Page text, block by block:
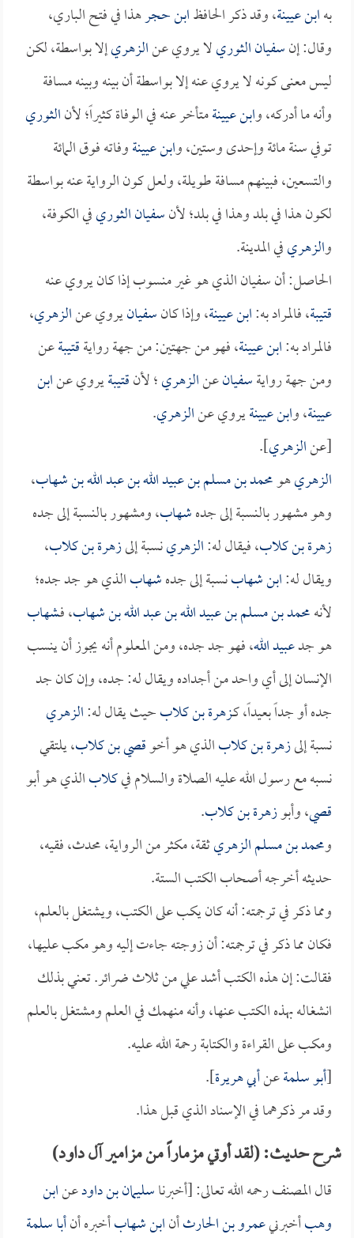
بهابن عيينة، وقد ذكر الحافظابن حجرهذا في فتح الباري،
وقال: إنسفيان الثوريلا يروي عنالزهريإلا بواسطة، لكن
ليس معنى كونه لا يروي عنه إلا بواسطة أن بينه وبينه مسافة
وأنه ما أدركه، وابن عيينةمتأخر عنه في الوفاة كثيراً؛ لأنالثوري
توفي سنة مائة وإحدى وستين، وابن عيينةوفاته فوق المائة
والتسعين، فبينهم مسافة طويلة، ولعل كون الرواية عنه بواسطة
لكون هذا في بلد وهذا في بلد؛ لأنسفيان الثوريفي الكوفة،
والزهريفي المدينة.
الحاصل: أن سفيان الذي هو غير منسوب إذا كان يروي عنه
قتيبة، فالمراد به:ابن عيينة، وإذا كانسفيانيروي عنالزهري،
فالمراد به:ابن عيينة، فهو من جهتين: من جهة روايةقتيبةعن
ومن جهة روايةسفيانعنالزهري؛ لأنقتيبةيروي عنابن
عيينة، وابن عيينةيروي عنالزهري.
[عنالزهري].
الزهريهومحمد بن مسلم بن عبيد الله بن عبد الله بن شهاب،
وهو مشهور بالنسبة إلى جدهشهاب، ومشهور بالنسبة إلى جده
زهرة بن كلاب، فيقال له:الزهرينسبة إلىزهرة بن كلاب،
ويقال له:ابن شهابنسبة إلى جدهشهابالذي هو جد جده؛
لأنهمحمد بن مسلم بن عبيد الله بن عبد الله بن شهاب، فـشهاب
هو جدعبيد الله، فهو جد جده، ومن المعلوم أنه يجوز أن ينسب
الإنسان إلى أي واحد من أجداده ويقال له: جده، وإن كان جد
جده أو جداً بعيداً، كـزهرة بن كلابحيث يقال له:الزهري
نسبة إلىزهرة بن كلابالذي هو أخوقصي بن كلاب، يلتقي
نسبه مع رسول الله عليه الصلاة والسلام فيكلابالذي هو أبو
قصي، وأبوزهرة بن كلاب.
ومحمد بن مسلم الزهريثقة، مكثر من الرواية، محدث، فقيه،
حديثه أخرجه أصحاب الكتب الستة.
ومما ذكر في ترجمته: أنه كان يكب على الكتب، ويشتغل بالعلم،
فكان مما ذكر في ترجمته: أن زوجته جاءت إليه وهو مكب عليها،
فقالت: إن هذه الكتب أشد علي من ثلاث ضرائر. تعني بذلك
انشغاله بهذه الكتب عنها، وأنه منهمك في العلم ومشتغل بالعلم
ومكب على القراءة والكتابة رحمة الله عليه.
[أبو سلمةعنأبي هريرة].
وقد مر ذكرهما في الإسناد الذي قبل هذا.
شرح حديث: (لقد أوتي مزماراً من مزامير آل داود)
قال المصنف رحمه الله تعالى: [أخبرناسليمان بن داودعنابن
وهبأخبرنيعمرو بن الحارثأنابن شهابأخبره أنأبا سلمة